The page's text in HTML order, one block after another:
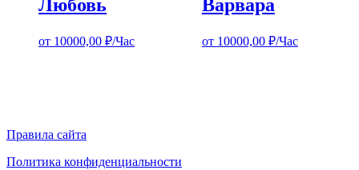
Любовь
от 10000,00 ₽/Час
Варвара
от 10000,00 ₽/Час
Правила сайта
Политика конфиденциальности